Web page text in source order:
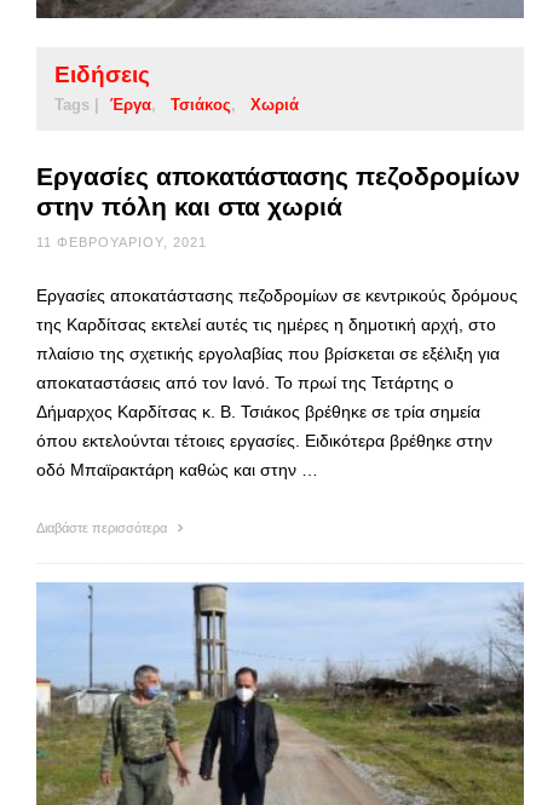
Ειδήσεις
Tags | Έργα Τσιάκος Χωριά
Εργασίες αποκατάστασης πεζοδρομίων
στην πόλη και στα χωριά
11 ΦΕΒΡΟΥΑΡΊΟΥ, 2021
Εργασίες αποκατάστασης πεζοδρομίων σε κεντρικούς δρόμους
της Καρδίτσας εκτελεί αυτές τις ημέρες η δημοτική αρχή, στο
πλαίσιο της σχετικής εργολαβίας που βρίσκεται σε εξέλιξη για
αποκαταστάσεις από τον Ιανό. Το πρωί της Τετάρτης ο
Δήμαρχος Καρδίτσας κ. Β. Τσιάκος βρέθηκε σε τρία σημεία
όπου εκτελούνται τέτοιες εργασίες. Ειδικότερα βρέθηκε στην
οδό Μπαϊρακτάρη καθώς και στην …
Διαβάστε περισσότερα